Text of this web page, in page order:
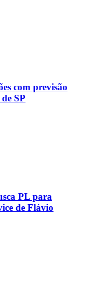
com previsão
SP
PL para
de Flávio